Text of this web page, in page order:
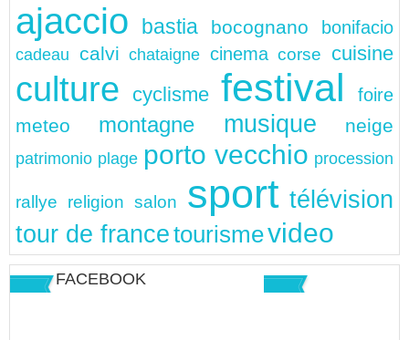
ajaccio bastia bocognano bonifacio
cadeau calvi chataigne cinema corse cuisine
culture cyclisme festival foire
meteo montagne musique neige
patrimonio plage porto vecchio procession
rallye religion salon sport télévision
tour de francetourismevideo
FACEBOOK